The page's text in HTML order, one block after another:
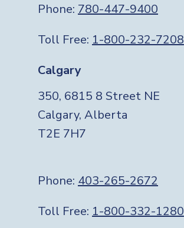
Phone: 780-447-9400
Toll Free: 1-800-232-7208
Calgary
350, 6815 8 Street NE
Calgary, Alberta
T2E 7H7
Phone: 403-265-2672
Toll Free: 1-800-332-1280